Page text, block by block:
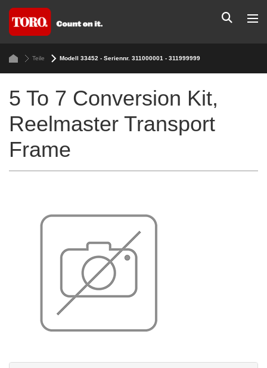
Teile Modell 33452 - Seriennr. 311000001 - 311999999
5 To 7 Conversion Kit,
Reelmaster Transport
Frame